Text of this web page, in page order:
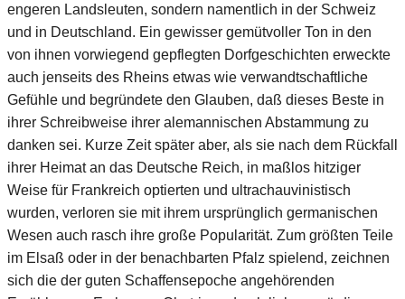
engeren Landsleuten, sondern namentlich in der Schweiz
und in Deutschland. Ein gewisser gemütvoller Ton in den
von ihnen vorwiegend gepflegten Dorfgeschichten erweckte
auch jenseits des Rheins etwas wie verwandtschaftliche
Gefühle und begründete den Glauben, daß dieses Beste in
ihrer Schreibweise ihrer alemannischen Abstammung zu
danken sei. Kurze Zeit später aber, als sie nach dem Rückfall
ihrer Heimat an das Deutsche Reich, in maßlos hitziger
Weise für Frankreich optierten und ultrachauvinistisch
wurden, verloren sie mit ihrem ursprünglich germanischen
Wesen auch rasch ihre große Popularität. Zum größten Teile
im Elsaß oder in der benachbarten Pfalz spielend, zeichnen
sich die der guten Schaffensepoche angehörenden